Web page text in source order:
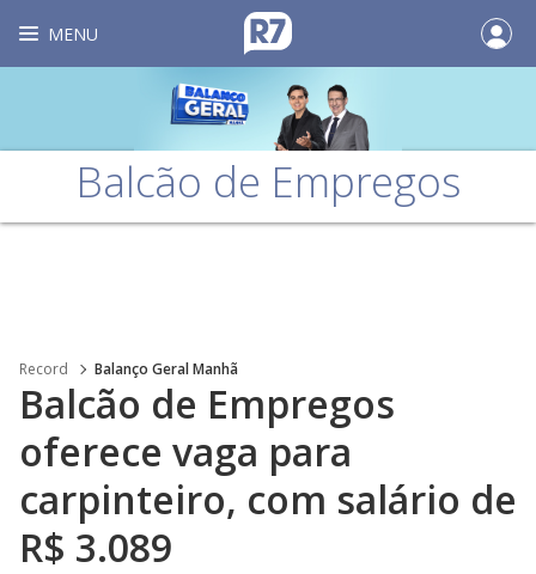
MENU
Balcão de Empregos
Record Balanço Geral Manhã
Balcão de Empregos
oferece vaga para
carpinteiro, com salário de
R$ 3.089